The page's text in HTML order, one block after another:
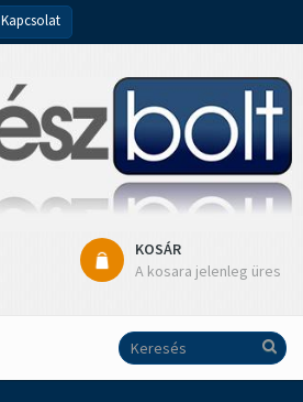
Kapcsolat
KOSÁR
A kosara jelenleg üres